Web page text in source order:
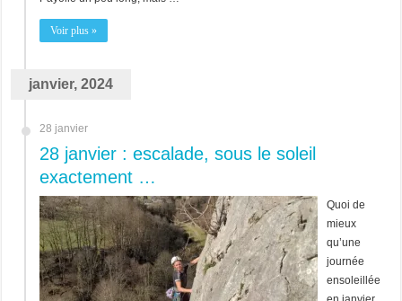
Voir plus »
janvier, 2024
28 janvier
28 janvier : escalade, sous le soleil
exactement …
Quoi de
mieux
qu’une
journée
ensoleillée